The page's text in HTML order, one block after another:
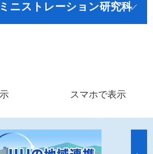
ニストレーション研究科
スマホで表示